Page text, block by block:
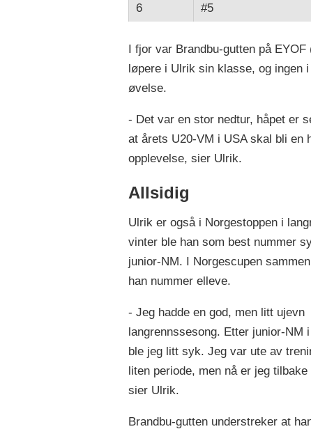
6
#5
I fjor var Brandbu-gutten på
løpere i Ulrik sin klasse, og ingen
øvelse.
- Det var en stor nedtur, håpet er
at årets U20-VM i USA skal bli en
opplevelse, sier Ulrik.
Allsidig
Ulrik er også i Norgestoppen i
vinter ble han som best nummer
junior-NM. I Norgescupen
han nummer elleve.
- Jeg hadde en god, men litt ujevn
langrennssesong. Etter junior-NM
ble jeg litt syk. Jeg var ute av
liten periode, men nå er jeg
sier Ulrik.
Brandbu-gutten understreker at